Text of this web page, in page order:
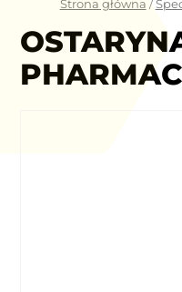
Strona główna /